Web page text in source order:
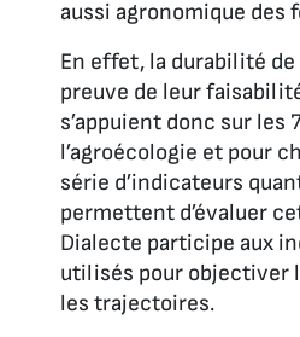
aussi agronomique des
En effet, la durabilité
preuve de leur
s’appuient donc sur les
l’agroécologie et pour
série d’indicateurs
permettent d’évaluer
Dialecte participe aux
utilisés pour objectiver
les trajectoires.